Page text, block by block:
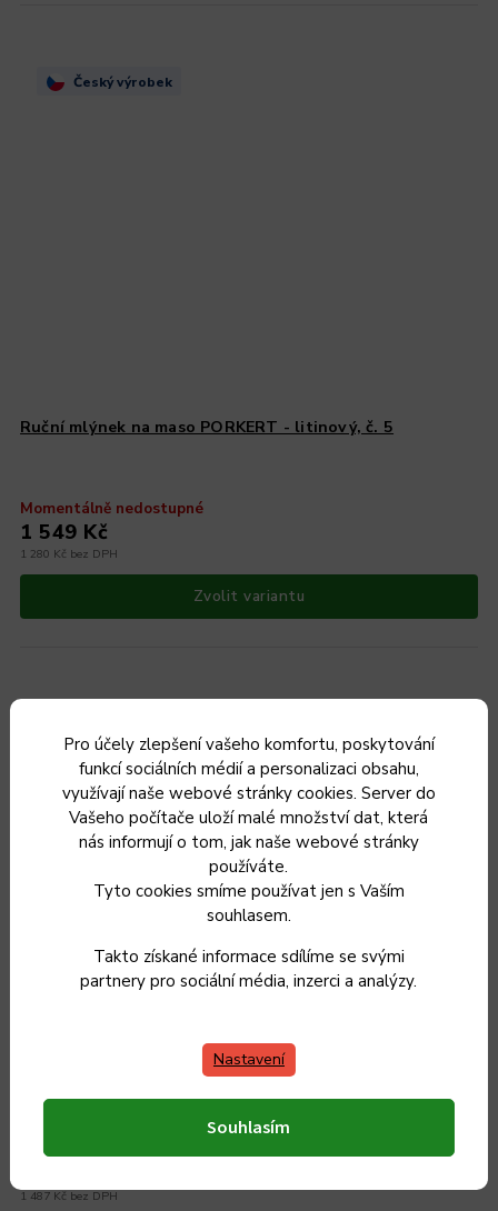
Pro účely zlepšení vašeho komfortu, poskytování
funkcí sociálních médií a personalizaci obsahu,
využívají naše webové stránky cookies. Server do
Vašeho počítače uloží malé množství dat, která
nás informují o tom, jak naše webové stránky
používáte.
Tyto cookies smíme používat jen s Vaším
souhlasem.
Takto získané informace sdílíme se svými
partnery pro sociální média, inzerci a analýzy.
Nastavení
Souhlasím
Český výrobek
Ruční mlýnek na maso PORKERT - litinový, č. 5
Momentálně nedostupné
1 280 Kč bez DPH
1 549 Kč
Zvolit variantu
Ruční mlýnek na maso PORKERT - litinový, č. 8
Skladem
1 487 Kč bez DPH